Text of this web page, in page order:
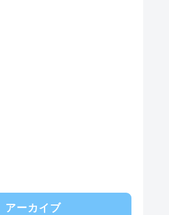
アーカイブ